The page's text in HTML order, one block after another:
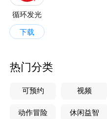
循环发光
下载
热门分类
可预约 视频
动作冒险 休闲益智